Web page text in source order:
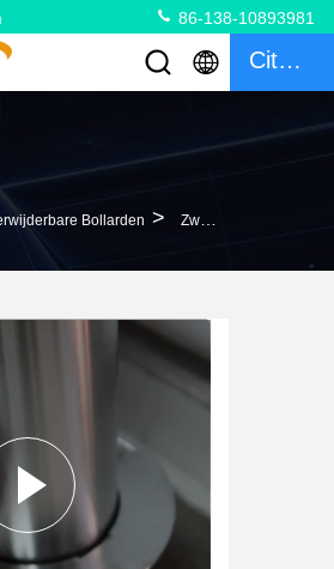
86-138-10893981
Citaat
Bollarden > Zwarte Of OEM Terugtrekbare Bollarden Voor Aanpasbare Buitenfuncties